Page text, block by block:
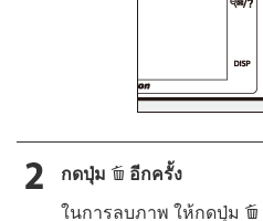
กดปุ่ม O อีกครั้ง
ในการลบภาพ ให้กดปุ่ม O